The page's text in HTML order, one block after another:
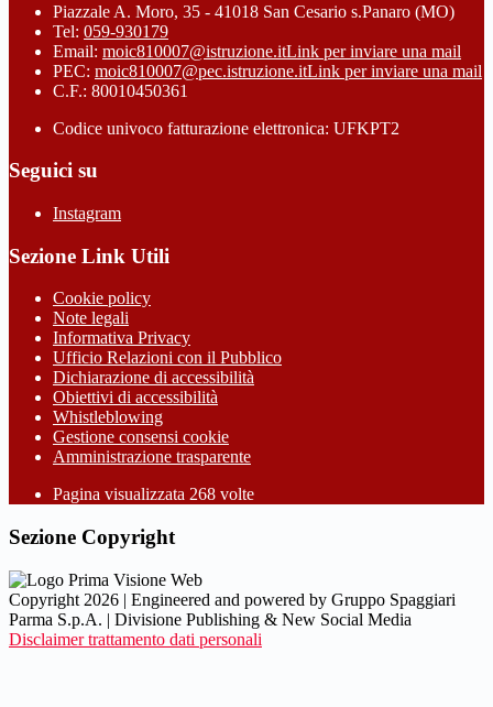
Piazzale A. Moro, 35 - 41018 San Cesario s.Panaro (MO)
Tel: 059-930179
Email: moic810007@istruzione.itLink per inviare una mail
PEC: moic810007@pec.istruzione.itLink per inviare una mail
C.F.: 80010450361
Codice univoco fatturazione elettronica: UFKPT2
Seguici su
Instagram
Sezione Link Utili
Cookie policy
Note legali
Informativa Privacy
Ufficio Relazioni con il Pubblico
Dichiarazione di accessibilità
Obiettivi di accessibilità
Whistleblowing
Gestione consensi cookie
Amministrazione trasparente
Pagina visualizzata 268 volte
Sezione Copyright
Copyright 2026 | Engineered and powered by Gruppo Spaggiari
Parma S.p.A. | Divisione Publishing & New Social Media
Disclaimer trattamento dati personali